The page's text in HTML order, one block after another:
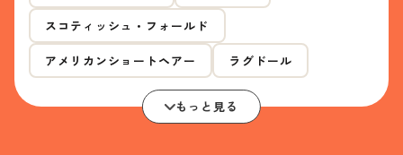
スコティッシュ・フォールド
アメリカンショートヘアー ラグドール
もっと見る